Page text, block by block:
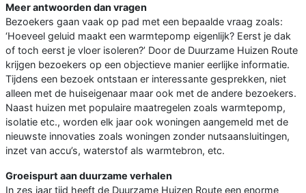
Meer antwoorden dan vragen
Bezoekers gaan vaak op pad met een bepaalde vraag zoals:
‘Hoeveel geluid maakt een warmtepomp eigenlijk? Eerst je dak
of toch eerst je vloer isoleren?’ Door de Duurzame Huizen Route
krijgen bezoekers op een objectieve manier eerlijke informatie.
Tijdens een bezoek ontstaan er interessante gesprekken, niet
alleen met de huiseigenaar maar ook met de andere bezoekers.
Naast huizen met populaire maatregelen zoals warmtepomp,
isolatie etc., worden elk jaar ook woningen aangemeld met de
nieuwste innovaties zoals woningen zonder nutsaansluitingen,
inzet van accu’s, waterstof als warmtebron, etc.
Groeispurt aan duurzame verhalen
In zes jaar tijd heeft de Duurzame Huizen Route een enorme